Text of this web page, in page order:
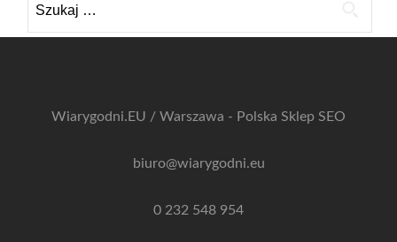
Wiarygodni.EU / Warszawa - Polska Sklep SEO
biuro@wiarygodni.eu
0 232 548 954